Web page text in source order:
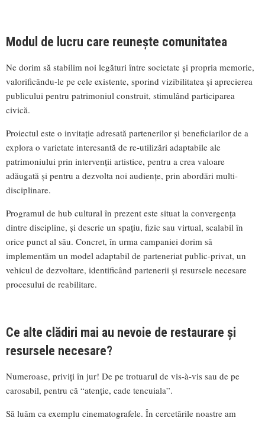
Modul de lucru care reunește comunitatea
Ne dorim să stabilim noi legături între societate și propria memorie,
valorificându-le pe cele existente, sporind vizibilitatea și aprecierea
publicului pentru patrimoniul construit, stimulând participarea
civică.
Proiectul este o invitație adresată partenerilor și beneficiarilor de a
explora o varietate interesantă de re-utilizări adaptabile ale
patrimoniului prin intervenții artistice, pentru a crea valoare
adăugată și pentru a dezvolta noi audiențe, prin abordări multi-
disciplinare.
Programul de hub cultural în prezent este situat la convergența
dintre discipline, și descrie un spațiu, fizic sau virtual, scalabil în
orice punct al său. Concret, în urma campaniei dorim să
implementăm un model adaptabil de parteneriat public-privat, un
vehicul de dezvoltare, identificând partenerii și resursele necesare
procesului de reabilitare.
Ce alte clădiri mai au nevoie de restaurare și
resursele necesare?
Numeroase, priviți în jur! De pe trotuarul de vis-à-vis sau de pe
carosabil, pentru că “atenție, cade tencuiala”.
Să luăm ca exemplu cinematografele. În cercetările noastre am